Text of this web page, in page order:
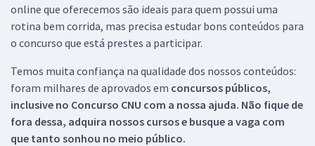
online que oferecemos são ideais para quem possui uma
rotina bem corrida, mas precisa estudar bons conteúdos para
o concurso que está prestes a participar.
Temos muita confiança na qualidade dos nossos conteúdos:
foram milhares de aprovados em concursos públicos,
inclusive no Concurso CNU com a nossa ajuda. Não fique de
fora dessa, adquira nossos cursos e busque a vaga com
que tanto sonhou no meio público.